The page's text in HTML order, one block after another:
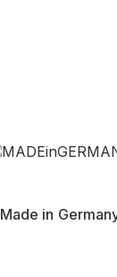
Made in